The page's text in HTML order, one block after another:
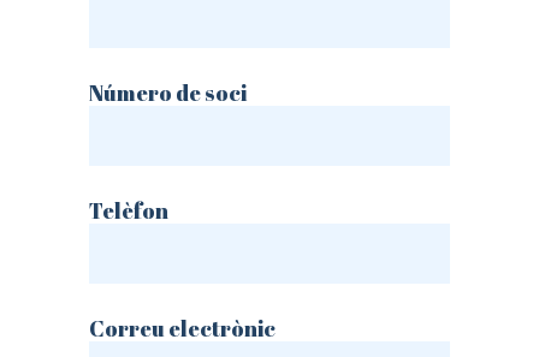
Número de soci
Telèfon
Correu electrònic